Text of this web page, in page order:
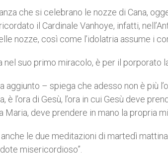
che si celebrano le nozze di Cana,
il Cardinale Vanhoye, infatti,
nozze, così come l’idolatria assume i
nel suo primo miracolo, è per il porporato
aggiunto – spiega che adesso non è più
è l’ora di Gesù, l’ora in cui Gesù deve
Maria, deve prendere in mano la propria
le due meditazioni di martedì
misericordioso”.